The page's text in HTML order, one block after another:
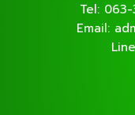
Tel:
Email: